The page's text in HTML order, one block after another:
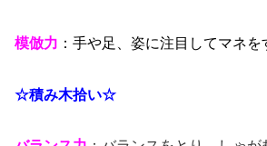
模倣力 ：手や足、姿に注目してマネを
☆積み木拾い☆